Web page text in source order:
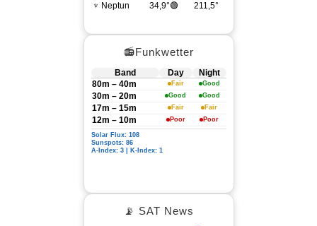
♆ Neptun
34,9°🟢 211,5°
📻Funkwetter
Band Day
Night
80m – 40m
Fair Good
30m – 20m Good Good
17m – 15m Fair Fair
12m – 10m Poor Poor
Solar Flux: 108
Sunspots: 86
A-Index: 3 | K-Index: 1
📡 SAT News